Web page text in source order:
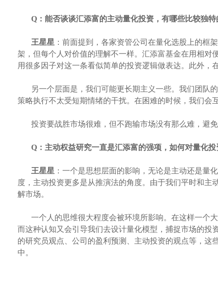
Q： 能否谈谈汇添富的主动量化投资，有哪些比较独特
王星星 ：前面提到，各家资管公司在量化选股上的框
架，但每个人对价值的理解不一样。汇添富基金在用相
用很多因子对这一条看似简单的投资逻辑做表达。此外，
另一个层面是，我们可能更长期主义一些。我们团队
策略执行不太受短期情绪的干扰。在困难的时候，我们
投资要战胜市场很难，但不跑输市场没有那么难，避
Q： 主动权益研究一直是汇添富的强项，如何对量化
王星星 ：一个是思想层面的影响，无论是主动还是量
度，主动投资更多是从推演法的角度。由于我们平时和
解市场。
一个人的思维很大程度会被环境所影响。在这样一个
而这种认知又会引导我们去设计量化模型，捕捉市场的
的研究员观点、公司的盈利预测、主动投资的观点等，
中。